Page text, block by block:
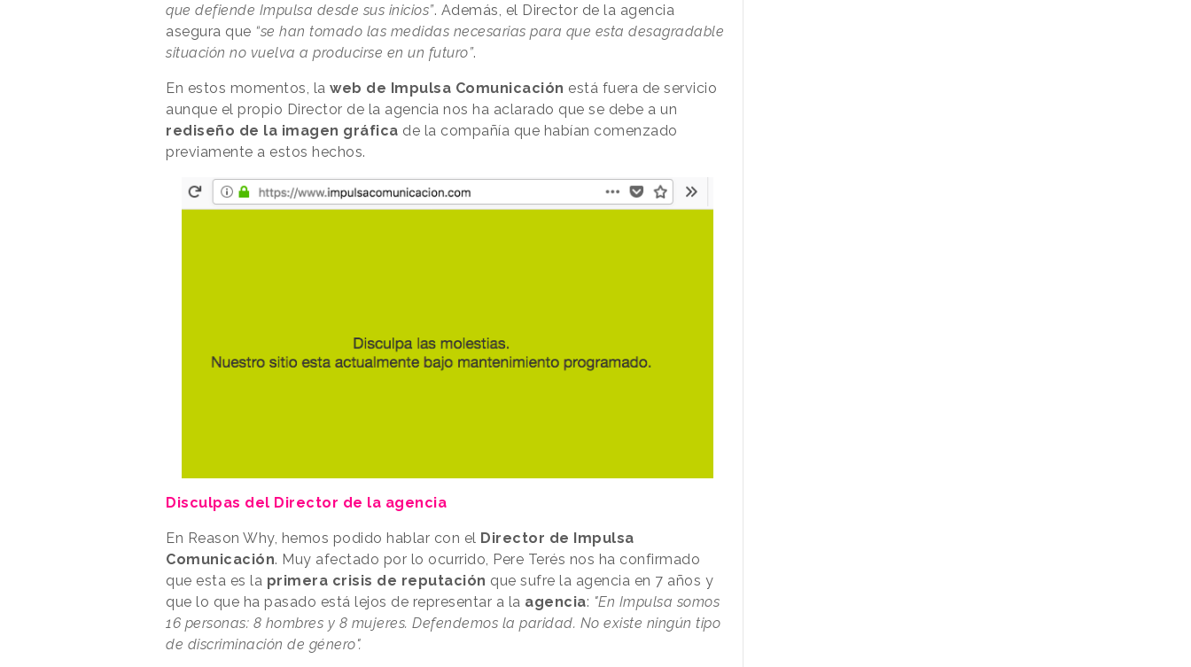
que defiende Impulsa desde sus inicios”. Además, el Director de la agencia
asegura que “se han tomado las medidas necesarias para que esta desagradable
situación no vuelva a producirse en un futuro”.
En estos momentos, la web de Impulsa Comunicación está fuera de servicio
aunque el propio Director de la agencia nos ha aclarado que se debe a un
rediseño de la imagen gráfica de la compañía que habían comenzado
previamente a estos hechos.
Disculpas del Director de la agencia
En Reason Why, hemos podido hablar con el Director de Impulsa
Comunicación. Muy afectado por lo ocurrido, Pere Terés nos ha confirmado
que esta es la primera crisis de reputación que sufre la agencia en 7 años y
que lo que ha pasado está lejos de representar a la agencia: "En Impulsa somos
16 personas: 8 hombres y 8 mujeres. Defendemos la paridad. No existe ningún tipo
de discriminación de género".